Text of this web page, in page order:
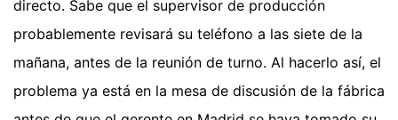
directo. Sabe que el supervisor de producción
probablemente revisará su teléfono a las siete de la
mañana, antes de la reunión de turno. Al hacerlo así, el
problema ya está en la mesa de discusión de la fábrica